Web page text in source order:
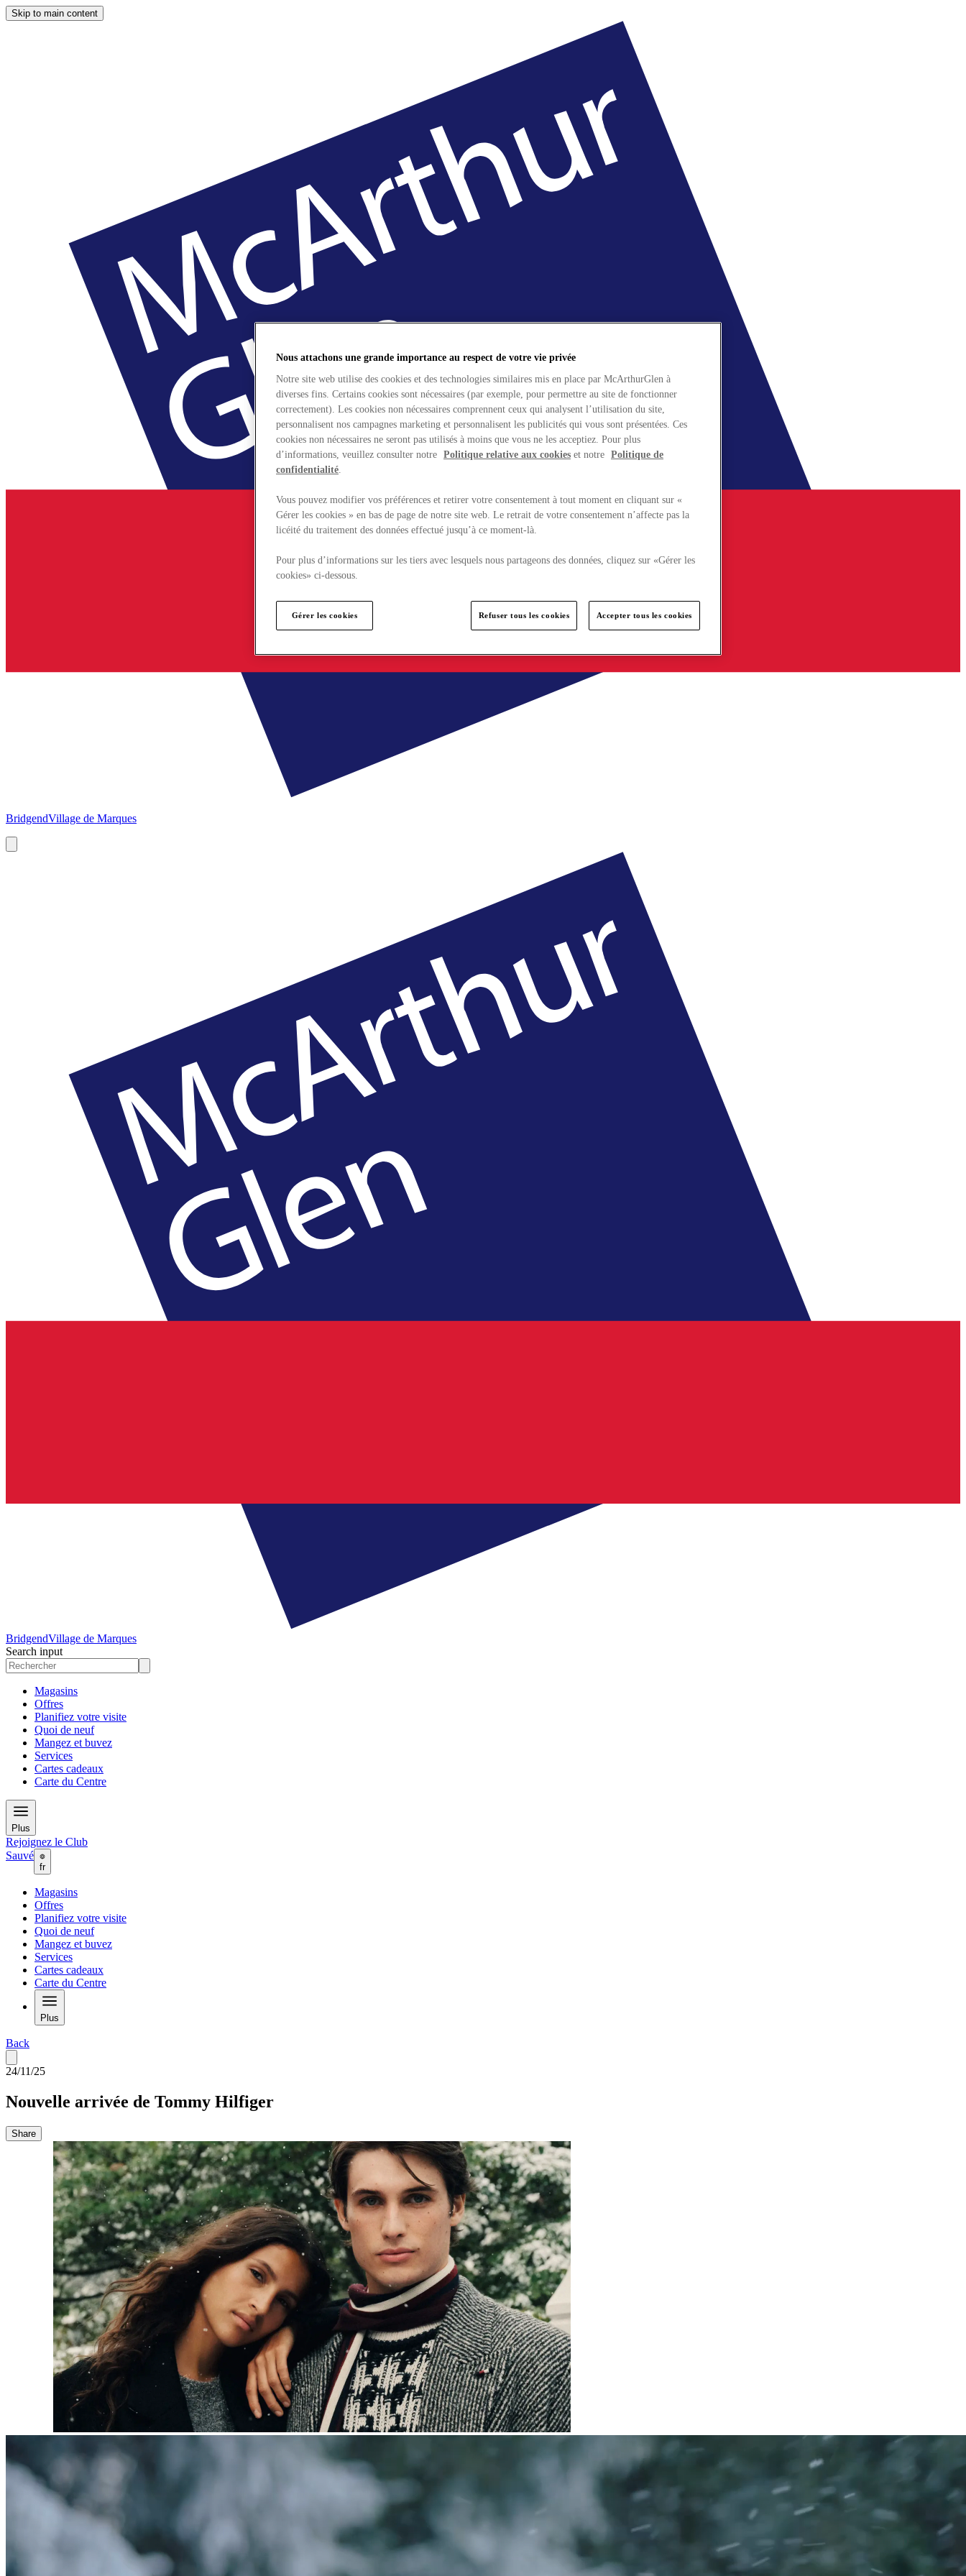
Skip to main content
BridgendVillage de Marques
BridgendVillage de Marques
Search input
Magasins
Offres
Planifiez votre visite
Quoi de neuf
Mangez et buvez
Services
Cartes cadeaux
Carte du Centre
Plus
Rejoignez le Club
Sauvé
fr
Magasins
Offres
Planifiez votre visite
Quoi de neuf
Mangez et buvez
Services
Cartes cadeaux
Carte du Centre
Plus
Back
24/11/25
Nouvelle arrivée de Tommy Hilfiger
Share
Nous attachons une grande importance au respect de votre vie privée
Notre site web utilise des cookies et des technologies similaires mis en place par McArthurGlen à
diverses fins. Certains cookies sont nécessaires (par exemple, pour permettre au site de fonctionner
correctement). Les cookies non nécessaires comprennent ceux qui analysent l’utilisation du site,
personnalisent nos campagnes marketing et personnalisent les publicités qui vous sont présentées. Ces
cookies non nécessaires ne seront pas utilisés à moins que vous ne les acceptiez. Pour plus
d’informations, veuillez consulter notre Politique relative aux cookies et notre Politique de
confidentialité.
Vous pouvez modifier vos préférences et retirer votre consentement à tout moment en cliquant sur «
Gérer les cookies » en bas de page de notre site web. Le retrait de votre consentement n’affecte pas la
licéité du traitement des données effectué jusqu’à ce moment-là.
Pour plus d’informations sur les tiers avec lesquels nous partageons des données, cliquez sur «Gérer les
cookies» ci-dessous.
Gérer les cookies Refuser tous les cookies Accepter tous les cookies